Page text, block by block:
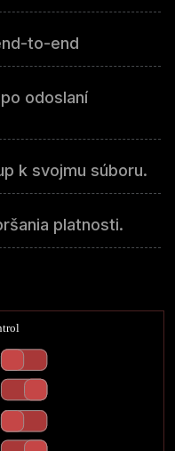
to-end
odoslaní
k svojmu súboru.
platnosti.